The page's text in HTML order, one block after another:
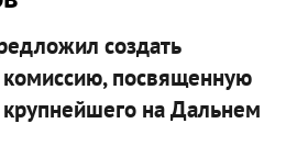
создать
комиссию, посвященную
крупнейшего на Дальнем